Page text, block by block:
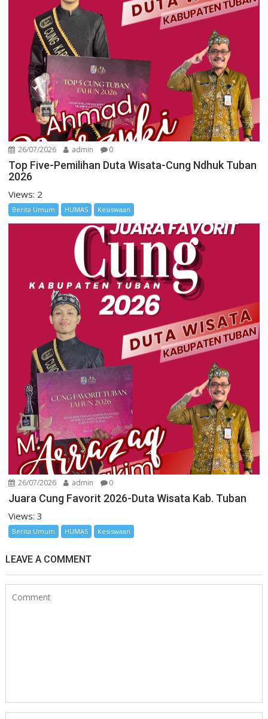
26/07/2026 admin 0
Top Five-Pemilihan Duta Wisata-Cung Ndhuk Tuban
2026
Views: 2
Berita Umum HUMAS Kesiswaan
26/07/2026 admin 0
Juara Cung Favorit 2026-Duta Wisata Kab. Tuban
Views: 3
Berita Umum HUMAS Kesiswaan
LEAVE A COMMENT